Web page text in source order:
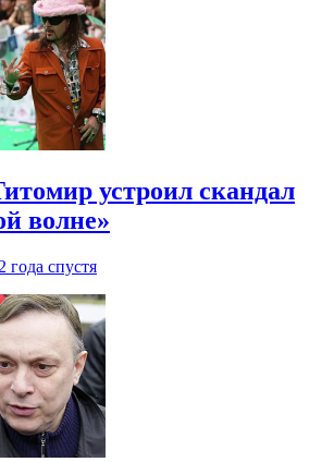
устроил скандал
волне»
2 года спустя